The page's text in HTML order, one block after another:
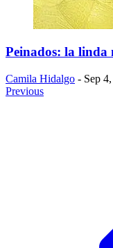
Peinados: la linda
Camila Hidalgo - Sep
Previous